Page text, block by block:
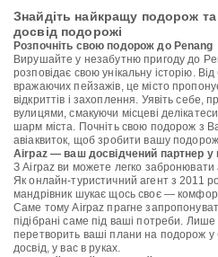
Знайдіть найкращу подорож
досвід подорожі
Розпочніть свою подорож до Penang
Вирушайте у незабутню пригоду до
розповідає свою унікальну історію.
вражаючих пейзажів, це місто
відкриттів і захоплення. Уявіть себе,
вулицями, смакуючи місцеві
шарм міста. Почніть свою подорож з
авіаквиток, щоб зробити вашу
Airpaz — ваш досвідчений партнер у
З Airpaz ви можете легко забронювати
Як онлайн-туристичний агент з 2011
мандрівник шукає щось своє —
Саме тому Airpaz прагне
підібрані саме під ваші потреби. Лише
перетворить ваші плани на подорож
досвід, у вас в руках.